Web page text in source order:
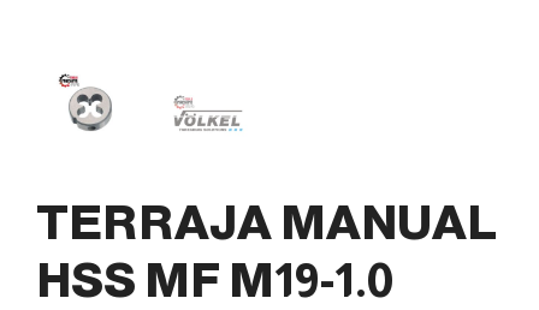
TERRAJA MANUAL
HSS MF M19-1.0